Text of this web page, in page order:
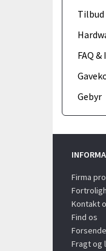
Tilbud
FAQ
Gebyr
Firma
Kontakt
Find os
Fragt og